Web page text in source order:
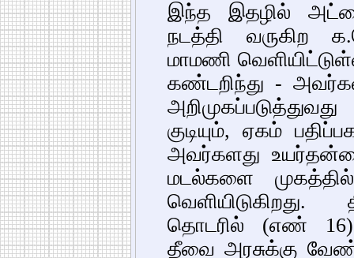
இந்த இதழில்
நடத்தி வருகிற
மாமணி
கண்டறிந்து -
குடியும், ஏகம்
அவர்களது
மடல்களை
வெளியிடுகிறது.
தொடரில் (எண் 16)
தீவை அரசுக்கு